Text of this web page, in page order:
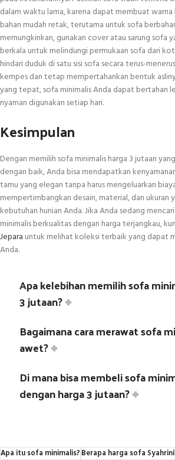
dalam waktu lama, karena dapat membuat
bahan mudah retak, terutama untuk sofa
memungkinkan, gunakan cover atau sarung sofa
berkala untuk melindungi permukaan sofa dari
hindari duduk di satu sisi sofa secara terus-
kempes dan tetap mempertahankan bentuk
yang tepat, sofa minimalis Anda dapat bertahan
nyaman digunakan setiap hari.
Kesimpulan
Dengan memilih sofa minimalis harga 3 jutaan
dengan baik, Anda bisa mendapatkan
tamu yang elegan tanpa harus mengeluarkan
mempertimbangkan desain, material, dan ukuran
kebutuhan hunian Anda. Jika Anda sedang
minimalis berkualitas dengan harga terjangkau,
Jepara untuk melihat koleksi terbaik yang dapat
Anda.
Apa kelebihan memilih sofa
3 jutaan?
Bagaimana cara merawat sofa
awet?
Di mana bisa membeli sofa
dengan harga 3 jutaan?
Apa itu sofa minimalis?Berapa harga sofa